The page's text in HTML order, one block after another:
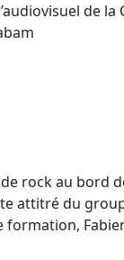
de
rock au bord
attitré du